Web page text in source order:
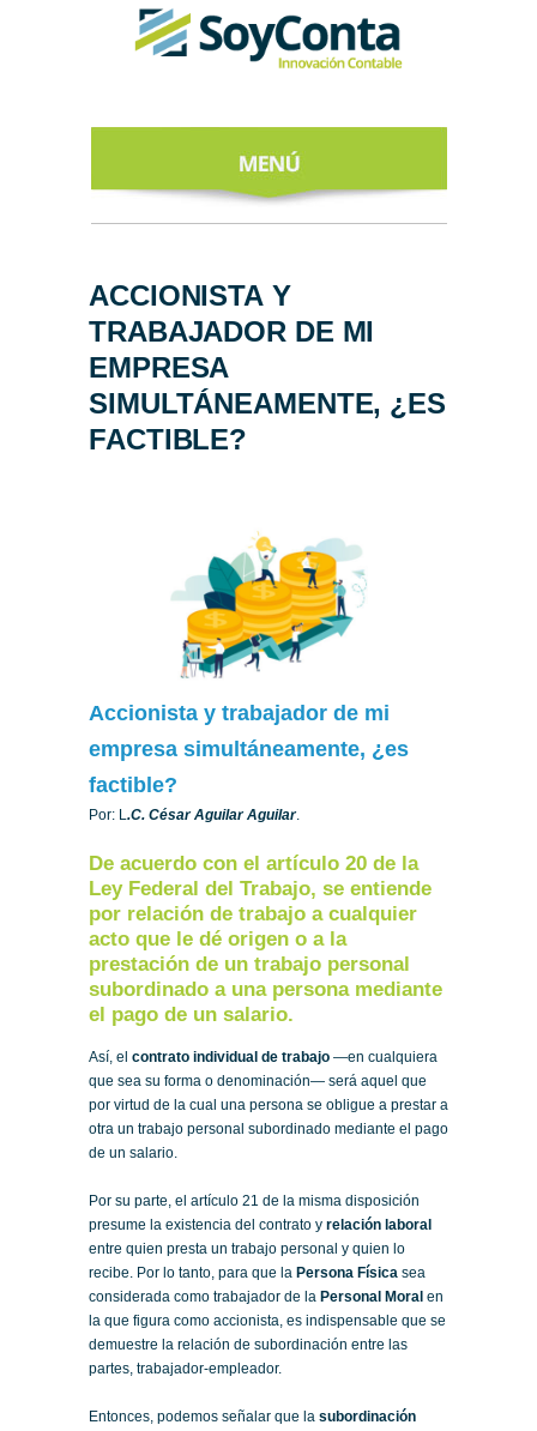
ACERCA DE
NUESTROS
EXPERTOS
TODO SOBRE
EL CFDI 4.0
ACCIONISTA Y
TRABAJADOR DE MI
EMPRESA
SIMULTÁNEAMENTE, ¿ES
FACTIBLE?
Accionista y trabajador de mi
empresa simultáneamente, ¿es
factible?
Por: L.C. César Aguilar Aguilar.
De acuerdo con el artículo 20 de la
Ley Federal del Trabajo, se entiende
por relación de trabajo a cualquier
acto que le dé origen o a la
prestación de un trabajo personal
subordinado a una persona mediante
el pago de un salario.
Así, el contrato individual de trabajo —en cualquiera
que sea su forma o denominación— será aquel que
por virtud de la cual una persona se obligue a prestar a
otra un trabajo personal subordinado mediante el pago
de un salario.
Por su parte, el artículo 21 de la misma disposición
presume la existencia del contrato y relación laboral
entre quien presta un trabajo personal y quien lo
recibe. Por lo tanto, para que la Persona Física sea
considerada como trabajador de la Personal Moral en
la que figura como accionista, es indispensable que se
demuestre la relación de subordinación entre las
partes, trabajador-empleador.
Entonces, podemos señalar que la subordinación